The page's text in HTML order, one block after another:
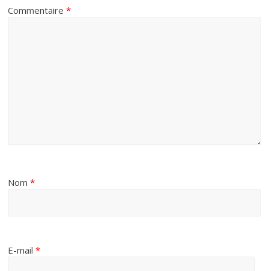
Commentaire*
Nom*
E-mail*